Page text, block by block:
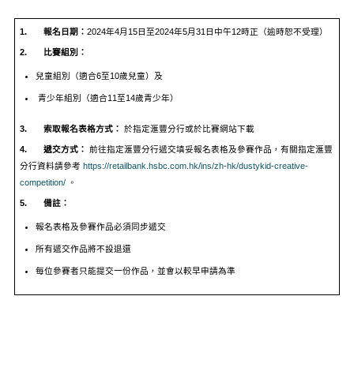
1. 報名日期： 2024年4月15日至2024年5月31日中午12時正（逾時恕不受理）
2. 比賽組別 ：
兒童組別（適合6至10歲兒童）及
青少年組別（適合11至14歲青少年）
3. 索取報名表格方式： 於指定滙豐分行或於比賽網站下載
4. 遞交方式： 前往指定滙豐分行遞交填妥報名表格及參賽作品，有關指定滙豐
分行資料請參考 https://retailbank.hsbc.com.hk/ins/zh-hk/dustykid-creative-
competition/。
5. 備註：
報名表格及參賽作品必須同步遞交
所有遞交作品將不設退還
每位參賽者只能提交一份作品，並會以較早申請為準